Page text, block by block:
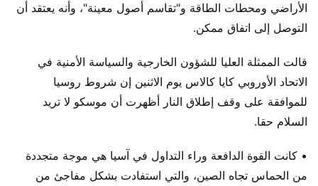
الأراضي ومحطات الطاقة و"تقاسم أصول معينة"، وأنه يعتقد أن
التوصل إلى اتفاق ممكن.
قالت الممثلة العليا للشؤون الخارجية والسياسة الأمنية في
الاتحاد الأوروبي كايا كالاس يوم الاثنين إن شروط روسيا
للموافقة على وقف إطلاق النار أظهرت أن موسكو لا تريد
السلام حقا.
• كانت القوة الدافعة وراء التداول في آسيا هي موجة متجددة
من الحماس تجاه الصين، والتي استفادت بشكل مفاجئ من